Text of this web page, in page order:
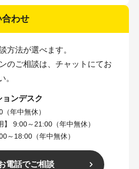
わせ
方法が選べます。
のご相談は、チャットにてお
。
ンデスク
年中無休）
】 9:00～21:00（年中無休）
～18:00（年中無休）
電話でご相談